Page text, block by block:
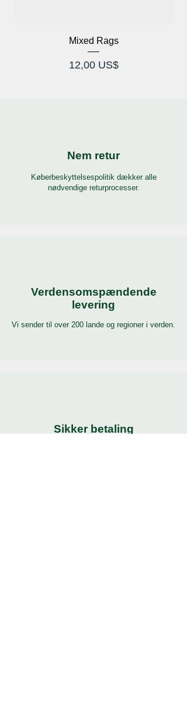
Mixed Rags
Pris
12,00 US$
Nem retur
Køberbeskyttelsespolitik dækker alle
nødvendige returprocesser.
Verdensomspændende
levering
Vi sender til over 200 lande og regioner i verden.
Sikker betaling